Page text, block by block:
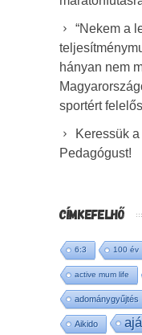
“Nekem a
hányan nem
sportért
Keressük
Pedagógust!
CÍMKEFELHŐ
6:3 100 év
active mum life
adománygyűjtés
Aikido